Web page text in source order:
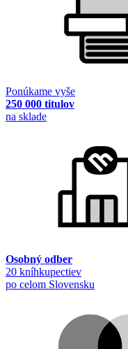
Ponúkame vyše
250 000 titulov
na sklade
Osobný odber
20 kníhkupectiev
po celom Slovensku